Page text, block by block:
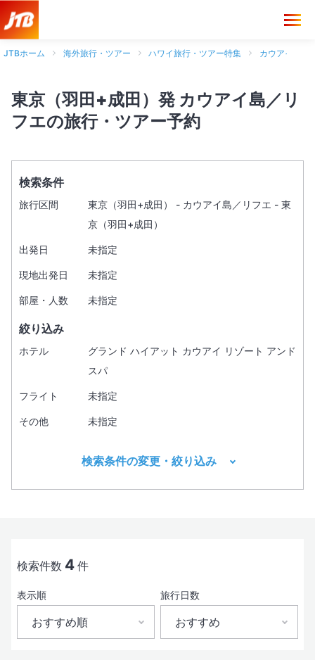
JTBホーム 海外旅行・ツアー ハワイ旅行・ツアー特集 カウアイ島旅
東京（羽田+成田）発 カウアイ島／リ
フエの旅行・ツアー予約
検索条件
旅行区間
東京（羽田+成田） - カウアイ島／リフエ - 東
京（羽田+成田）
出発日 未指定
現地出発日 未指定
部屋・人数 未指定
絞り込み
ホテル
グランド ハイアット カウアイ リゾート アンド
スパ
フライト 未指定
その他 未指定
出発日
検索条件の変更・絞り込み
検索件数 4 件
表示順
おすすめ順
旅行日数
おすすめ